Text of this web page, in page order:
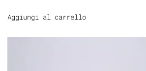
Aggiungi al carrello